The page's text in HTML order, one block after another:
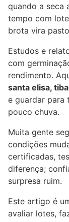
quando a seca
tempo com
brota vira
Estudos e
com
rendimento.
santa elisa,
e guardar para
pouco chuva.
Muita gente
condições
certificadas,
diferença;
surpresa ruim.
Este artigo é
avaliar lotes,